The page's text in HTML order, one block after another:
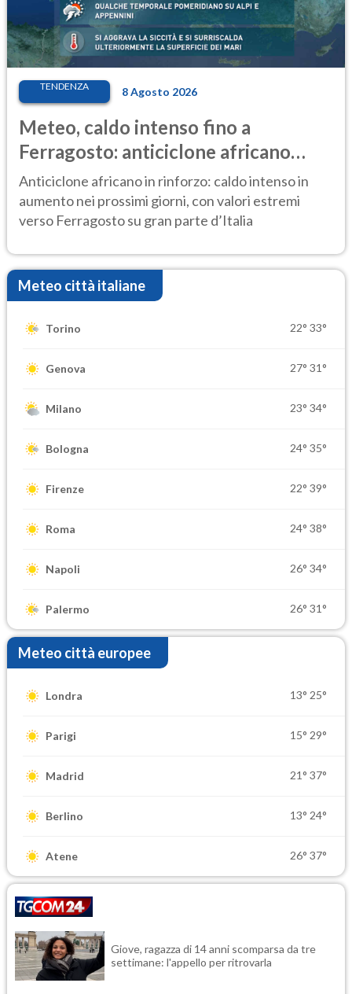
TENDENZA 8 Agosto 2026
Meteo, caldo intenso fino a
Ferragosto: anticiclone africano
ancora protagonista
Anticiclone africano in rinforzo: caldo intenso in
aumento nei prossimi giorni, con valori estremi
verso Ferragosto su gran parte d’Italia
Meteo città italiane
Torino 22° 33°
Genova 27° 31°
Milano 23° 34°
Bologna 24° 35°
Firenze 22° 39°
Roma 24° 38°
Napoli 26° 34°
Palermo 26° 31°
Meteo città europee
Londra 13° 25°
Parigi 15° 29°
Madrid 21° 37°
Berlino 13° 24°
Atene 26° 37°
Giove, ragazza di 14 anni scomparsa da tre
settimane: l'appello per ritrovarla